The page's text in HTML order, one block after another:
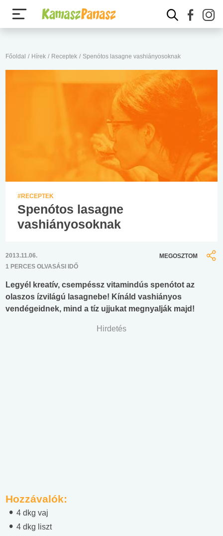
Főoldal / Hírek / Receptek / Spenótos lasagne vashiányosoknak
#RECEPTEK
Spenótos lasagne
vashiányosoknak
2013.11.06.
1 PERCES OLVASÁSI IDŐ
MEGOSZTOM
Legyél kreatív, csempéssz vitamindús spenótot az
olaszos ízvilágú lasagnebe! Kínáld vashiányos
vendégeidnek, mind a tíz ujjukat megnyalják majd!
Hirdetés
Hozzávalók:
4 dkg vaj
4 dkg liszt